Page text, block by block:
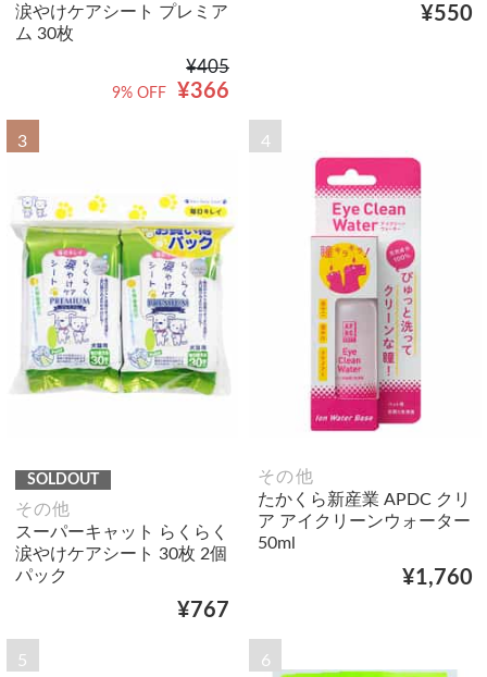
涙やけケアシート プレミア
ム 30枚
¥405
¥366
9% OFF
¥550
3
SOLDOUT
その他
スーパーキャット らくらく
涙やけケアシート 30枚 2個
パック
¥767
4
その他
たかくら新産業 APDC クリ
ア アイクリーンウォーター
50ml
¥1,760
5 6